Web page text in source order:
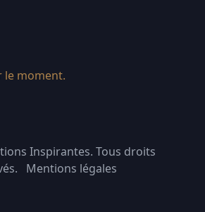
le moment.
Inspirantes. Tous droits
Mentions légales